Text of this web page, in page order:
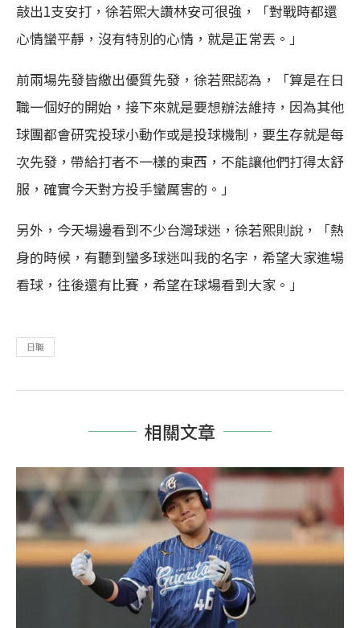
敲出1支安打，徐若熙大讚林安可很強，「對戰時都還
心情蠻平靜，沒有特別的心情，就是正常丟。」
前兩場先發皆繳出優質先發，徐若熙認為，「算是在日
職一個好的開始，接下來就是要想辦法維持，因為其他
球團都會研究投球小動作或是投球機制，要生存就是每
次先發，帶給打者不一樣的東西，不能讓他們打得太舒
服，確實今天對方投手蠻厲害的。」
另外，今天場邊看到不少台灣球迷，徐若熙則說，「熱
身的時候，有聽到蠻多球迷叫我的名字，希望大家進場
看球，往後還有比賽，希望在球場看到大家。」
日職
相關文章